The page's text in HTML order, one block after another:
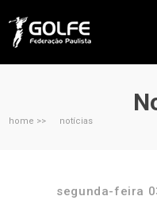
home >> notícias
segunda-feira